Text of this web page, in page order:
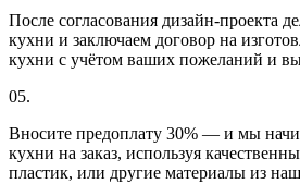
После согласования дизайн-проекта
кухни и заключаем договор на
кухни с учётом ваших пожеланий и
05.
Вносите предоплату 30% — и мы
кухни на заказ, используя
пластик, или другие материалы из